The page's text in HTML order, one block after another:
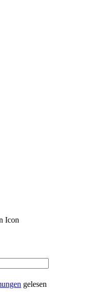
gelesen